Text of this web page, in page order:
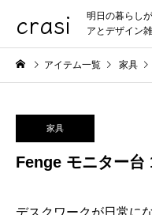
crasi
明日の暮らし
アとデザイン
アイテム一覧 家具
家具
Fenge モニター台
デスクワークが日常に